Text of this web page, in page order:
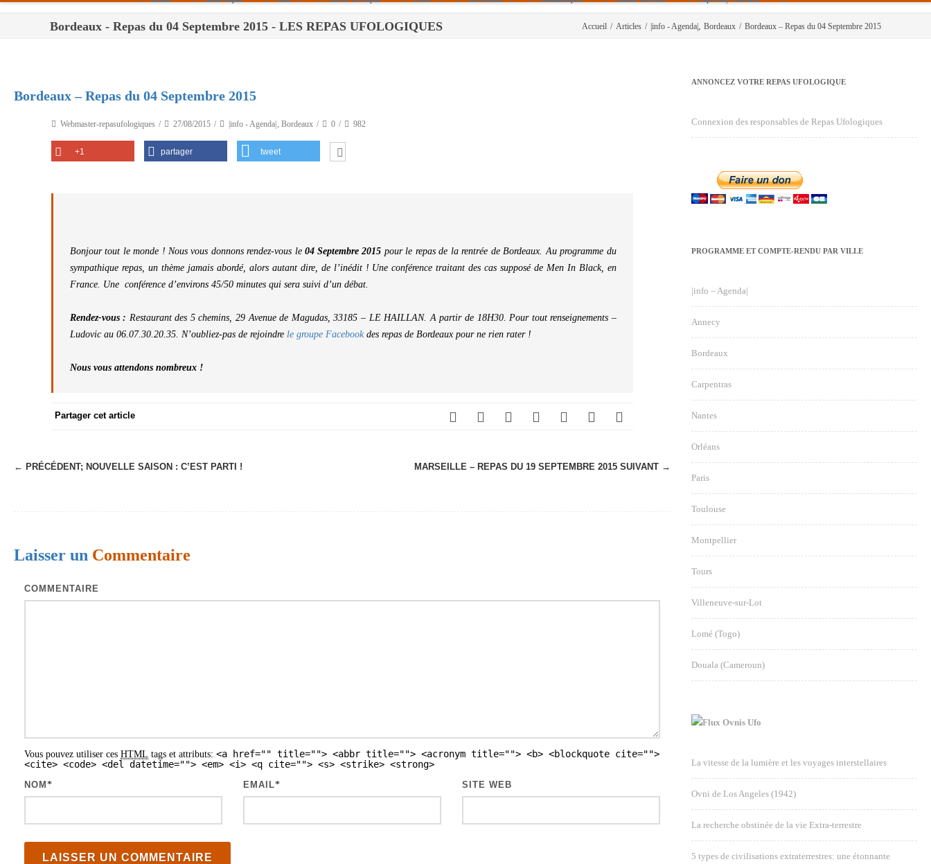
Paris
Nantes
Tours
Politique De Cookies (UE)
Bordeaux - Repas du 04 Septembre 2015 - LES REPAS UFOLOGIQUES Accueil / Articles / |info - Agenda| Bordeaux / Bordeaux – Repas du 04 Septembre 2015
Bordeaux – Repas du 04 Septembre 2015
Webmaster-repasufologiques 27/08/2015 |info - Agenda| , Bordeaux 0 982
+1 partager tweet
Bonjour tout le monde ! Nous vous donnons rendez-vous le 04 Septembre 2015 pour le repas de la rentrée de Bordeaux. Au programme du
sympathique repas, un thème jamais abordé, alors autant dire, de l’inédit ! Une conférence traitant des cas supposé de Men In Black, en
France. Une conférence d’environs 45/50 minutes qui sera suivi d’un débat.
Rendez-vous : Restaurant des 5 chemins, 29 Avenue de Magudas, 33185 – LE HAILLAN. A partir de 18H30. Pour tout renseignements –
Ludovic au 06.07.30.20.35. N’oubliez-pas de rejoindre le groupe Facebook des repas de Bordeaux pour ne rien rater !
Nous vous attendons nombreux !
Partager cet article
N
g
← PRÉCÉDENT; NOUVELLE SAISON : C’EST PARTI ! MARSEILLE – REPAS DU 19 SEPTEMBRE 2015 SUIVANT →
Laisser un Commentaire
COMMENTAIRE
Vous pouvez utiliser ces HTML tags et attributs: <a href="" title=""> <abbr title=""> <acronym title=""> <b> <blockquote cite="">
<cite> <code> <del datetime=""> <em> <i> <q cite=""> <s> <strike> <strong>
NOM * EMAIL* SITE WEB
ANNONCEZ VOTRE REPAS UFOLOGIQUE
Connexion des responsables de Repas Ufologiques
PROGRAMME ET COMPTE-RENDU PAR VILLE
|info – Agenda|
Annecy
Bordeaux
Carpentras
Nantes
Orléans
Paris
Toulouse
Montpellier
Tours
Villeneuve-sur-Lot
Lomé (Togo)
Douala (Cameroun)
Ovnis Ufo
La vitesse de la lumière et les voyages interstellaires
Ovni de Los Angeles (1942)
La recherche obstinée de la vie Extra-terrestre
5 types de civilisations extraterrestres: une étonnante